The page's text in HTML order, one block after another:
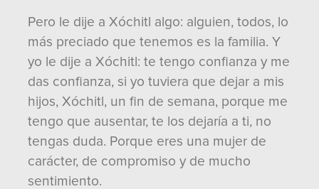
Pero le dije a Xóchitl algo: alguien, todos, lo
más preciado que tenemos es la familia. Y
yo le dije a Xóchitl: te tengo confianza y me
das confianza, si yo tuviera que dejar a mis
hijos, Xóchitl, un fin de semana, porque me
tengo que ausentar, te los dejaría a ti, no
tengas duda. Porque eres una mujer de
carácter, de compromiso y de mucho
sentimiento.